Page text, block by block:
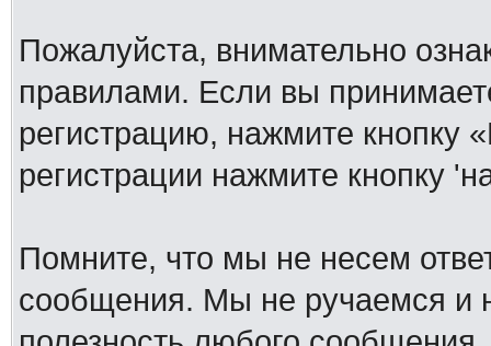
Пожалуйста, внимательно
правилами. Если вы
регистрацию, нажмите кнопку
регистрации нажмите кнопку
Помните, что мы не несем
сообщения. Мы не ручаемся и